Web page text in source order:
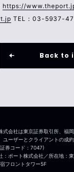
https://
TEL：03-5937-
Back to
式会社は東京証券取引所、福
ユーザーとクライアントの成
券コード：7047)
：ポート株式会社／所在地：
フロントタワー5F